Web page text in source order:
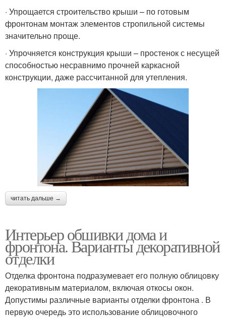
· Упрощается строительство крыши – по готовым
фронтонам монтаж элементов стропильной системы
значительно проще.
· Упрочняется конструкция крыши – простенок с несущей
способностью несравнимо прочней каркасной
конструкции, даже рассчитанной для утепления.
читать дальше →
Интерьер обшивки дома и
фронтона. Варианты декоративной
отделки
Отделка фронтона подразумевает его полную облицовку
декоративным материалом, включая откосы окон.
Допустимы различные варианты отделки фронтона . В
первую очередь это использование облицовочного